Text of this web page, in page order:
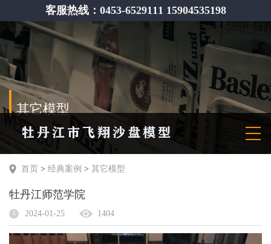
客服热线：0453-6529111 15904535198
其它模型
首页 > 经典案例 > 其它模型
牡丹江师范学院
2024-01-25 1404